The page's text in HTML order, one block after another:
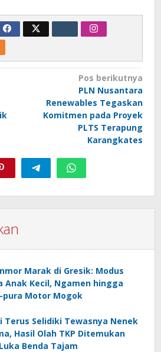
Pos berikutnya
PLN Nusantara
Renewables Tegaskan
Komitmen pada Proyek
PLTS Terapung
Karangkates
Marak di Gresik: Modus
Anak Kecil, Ngamen hingga
pura Motor Mogok
Terus Selidiki Tewasnya Nenek
Hasil Olah TKP Ditemukan
Benda Tajam